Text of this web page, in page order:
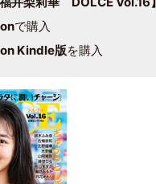
で購入
Kindle版を購入